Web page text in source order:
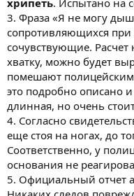
хрипеть. Испытано на
3. Фраза «Я не могу
сопротивляющихся при
сочувствующие. Расчет
хватку, можно будет
помешают полицейским
это подробно описано
длинная, но очень
4. Согласно
еще стоя на ногах, до
Соответственно, у
основания не
5. Официальный отчет